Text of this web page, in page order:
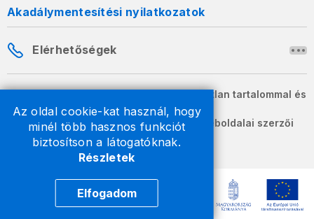
Az oldal cookie-kat használ, hogy
minél több hasznos funkciót
biztosítson a látogatóknak.
Részletek
Elfogadom
Akadálymentesítési nyilatkozatok
Elérhetőségek
A honlapon szereplő információk változatlan tartalommal és
formában szabadon terjeszthetők.
2026 © A Nemzeti Adó- és Vámhivatal weboldalai szerzői
jogvédelem alatt állnak.